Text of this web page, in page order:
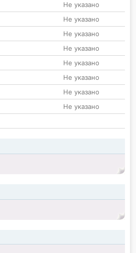
Не указано
Не указано
Не указано
Не указано
Не указано
Не указано
Не указано
Не указано